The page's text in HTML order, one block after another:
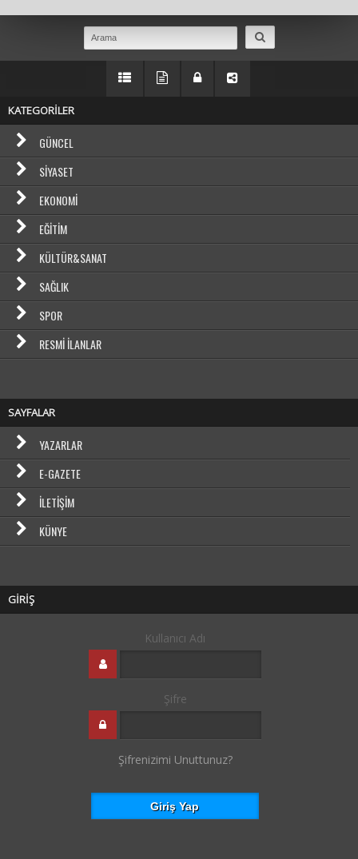
KATEGORİLER
GÜNCEL
SIYASET
EKONOMI
EĞITIM
KÜLTÜR&SANAT
SAĞLIK
SPOR
RESMI İLANLAR
SAYFALAR
YAZARLAR
E-GAZETE
İLETIŞIM
KÜNYE
GİRİŞ
Kullanıcı Adı
Şifre
Şifrenizimi Unuttunuz?